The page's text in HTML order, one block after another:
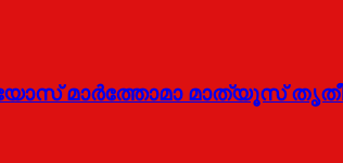
മാർത്തോമാ മാത്യൂസ്